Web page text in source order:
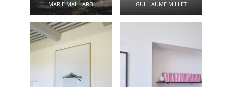
MARIE MAILLARD GUILLAUME MILLET